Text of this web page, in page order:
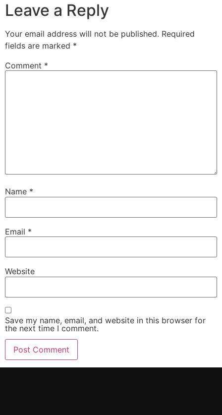
Leave a Reply
Your email address will not be published. Required
fields are marked *
Comment *
Name *
Email *
Website
Save my name, email, and website in this browser for
the next time I comment.